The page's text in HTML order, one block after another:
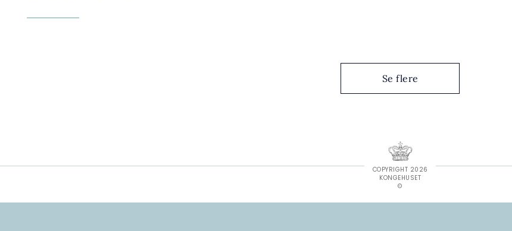
Se flere
COPYRIGHT 2026
KONGEHUSET
©